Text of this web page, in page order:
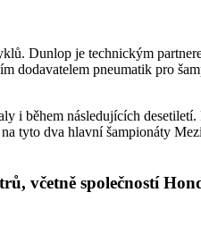
Dunlop je technickým
dodavatelem pneumatik pro
i během následujících
tyto dva hlavní šampionáty
včetně společností